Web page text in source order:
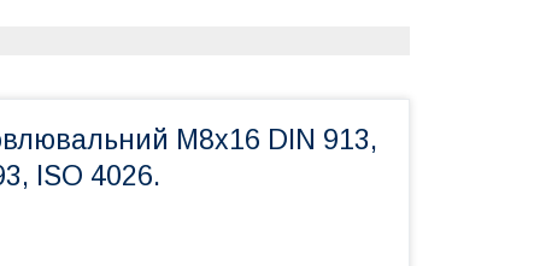
М8х16 DIN 913,
ISO 4026.